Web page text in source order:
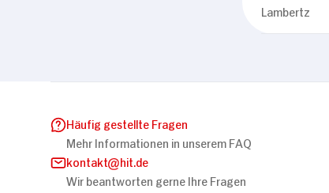
Lambertz
Häufig gestellte Fragen
Mehr Informationen in unserem FAQ
kontakt
hit.de
Wir beantworten gerne Ihre Fragen